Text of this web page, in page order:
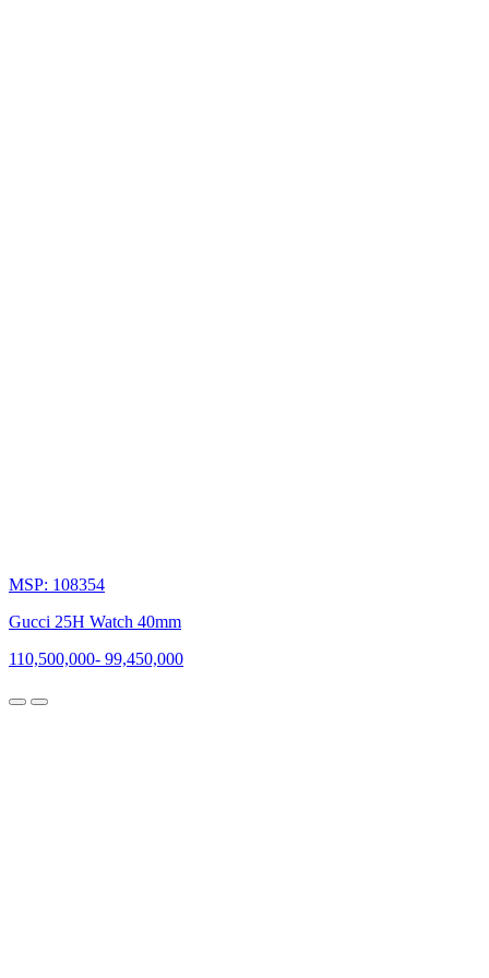
MSP: 108354
Gucci 25H Watch 40mm
110,500,000- 99,450,000